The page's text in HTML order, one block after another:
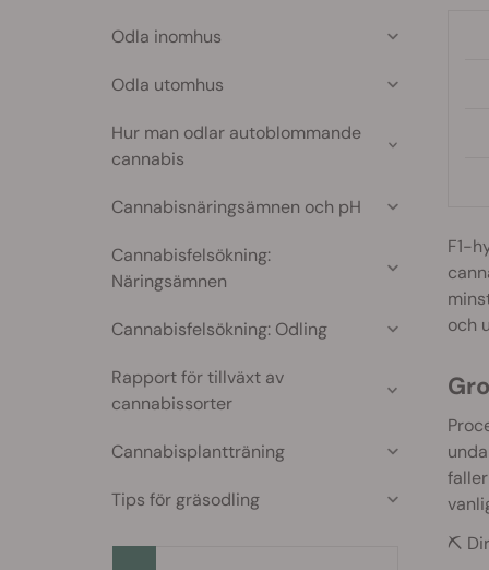
F1-
och
⛏️
Odla inomhus
Odla utomhus
Hur man odlar autoblommande
cannabis
Cannabisnäringsämnen och pH
Cannabisfelsökning:
Näringsämnen
Cannabisfelsökning: Odling
Rapport för tillväxt av
cannabissorter
Cannabisplantträning
Tips för gräsodling